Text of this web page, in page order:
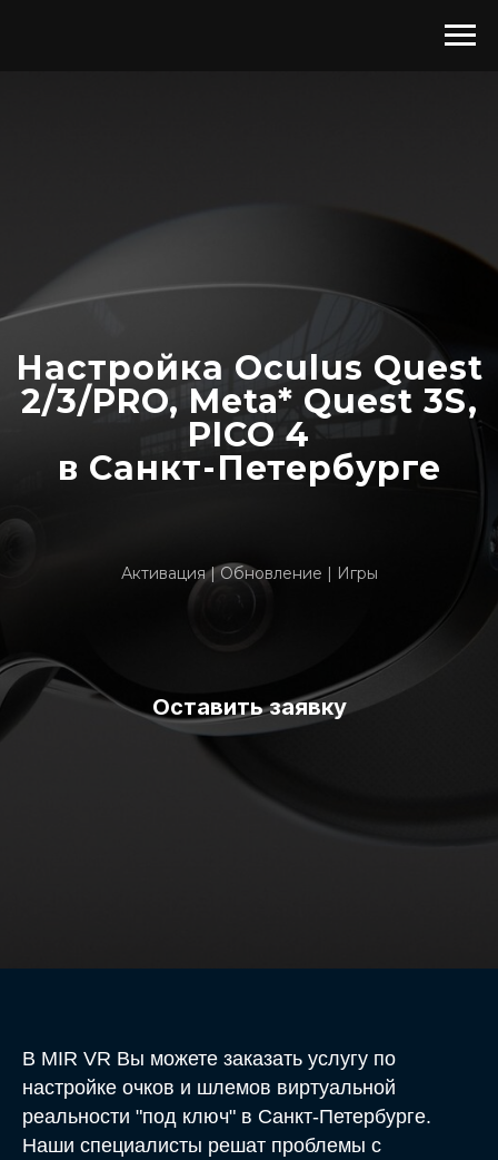
Настройка Oculus Quest
2/3/PRO, Meta* Quest 3S,
PICO 4
в Санкт-Петербурге
Активация | Обновление | Игры
Оставить заявку
В MIR VR Вы можете заказать услугу по
настройке очков и шлемов виртуальной
реальности "под ключ" в Санкт-Петербурге.
Наши специалисты решат проблемы с